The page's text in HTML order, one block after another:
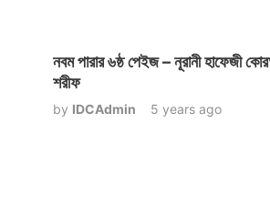
নবম পারার ৬ষ্ঠ পেইজ – নূরানী হাফেজী
শরীফ
by IDCAdmin 5 years ago